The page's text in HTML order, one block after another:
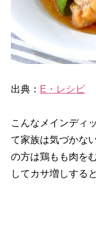
出典： E・レシピ
こんなメインディ
て家族は気づかな
の方は鶏もも肉を
してカサ増しする